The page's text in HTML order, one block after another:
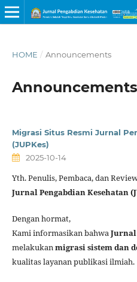
HOME / Announcements
Announcements
Migrasi Situs Resmi Jurnal
(JUPKes)
2025-10-14
Yth. Penulis, Pembaca, dan
Jurnal Pengabdian Kesehatan
Dengan hormat,
Kami informasikan bahwaJurnal
melakukanmigrasi sistem dan
kualitas layanan publikasi ilmiah.